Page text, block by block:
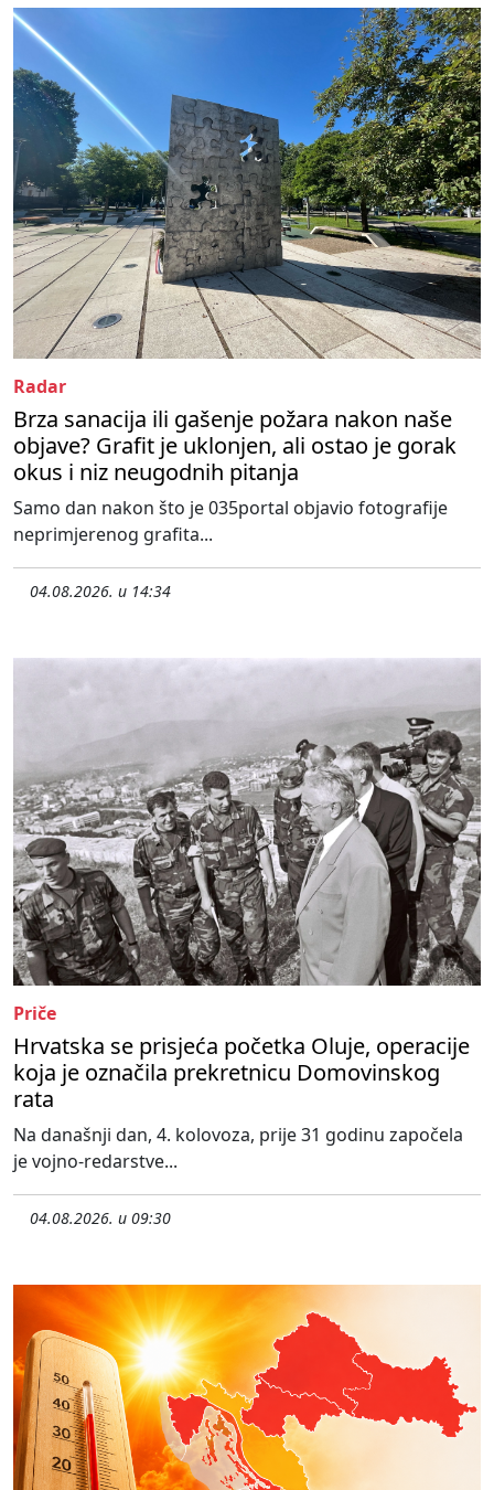
Radar
Brza sanacija ili gašenje požara nakon naše
objave? Grafit je uklonjen, ali ostao je gorak
okus i niz neugodnih pitanja
Samo dan nakon što je 035portal objavio fotografije
neprimjerenog grafita...
04.08.2026. u 14:34
Priče
Hrvatska se prisjeća početka Oluje, operacije
koja je označila prekretnicu Domovinskog
rata
Na današnji dan, 4. kolovoza, prije 31 godinu započela
je vojno-redarstve...
04.08.2026. u 09:30